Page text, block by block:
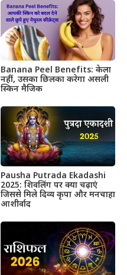
Banana Peel Benefits: केला
नहीं, उसका छिलका करेगा असली
स्किन मैजिक
Pausha Putrada Ekadashi
2025: शिवलिंग पर क्या चढ़ाएं
जिससे मिले दिव्य कृपा और मनचाहा
आशीर्वाद